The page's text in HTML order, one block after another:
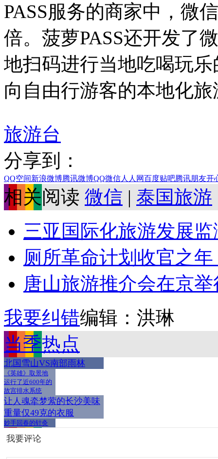
PASS服务的商家中，微
倍。菠萝PASS还开发了
地扫码进行当地吃喝玩
向自由行游客的本地化
旅游台
分享到：
QQ空间新浪微博腾讯微博QQ微信人人网百度贴吧腾讯朋友开
相关阅读 微信 | 泰国旅游
三亚国际化旅游发展
厕所革命计划收官之
唐山旅游推介会在京举
我要纠错编辑：洪琳
当季热点
北国雪山VS南部雨林
《英雄》取景地
运行了近600年的
故宫排水系统
让人魂牵梦萦的长沙美味
重量仅49克的衣服
妙手回春的针灸